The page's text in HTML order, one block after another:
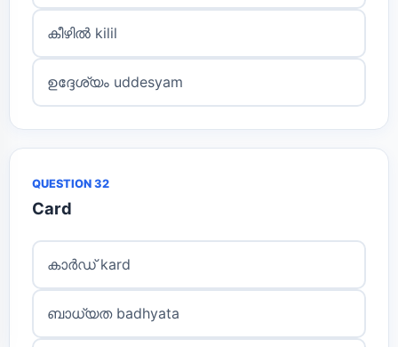
കീഴിൽ kilil
ഉദ്ദേശ്യം uddesyam
QUESTION 32
Card
കാർഡ് kard
ബാധ്യത badhyata